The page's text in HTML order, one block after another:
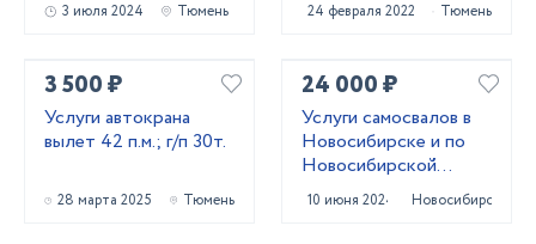
3 июля 2024 Тюмень 24 февраля 2022 Тюмень
3 500 ₽
Услуги автокрана
вылет 42 п.м.; г/п 30т.
28 марта 2025 Тюмень
24 000 ₽
Услуги самосвалов в
Новосибирске и по
Новосибирской
области
10 июня 2024 Новосибирск